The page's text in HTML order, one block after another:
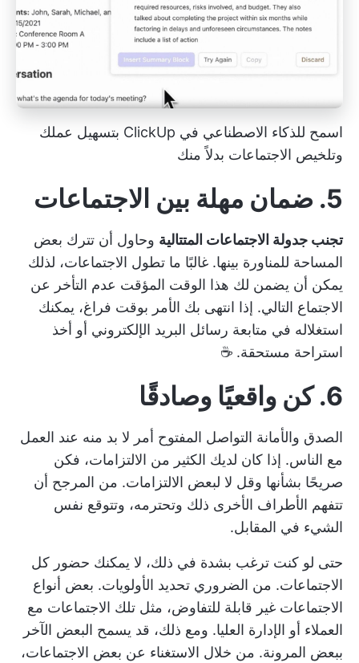
اسمح للذكاء الاصطناعي في ClickUp بتسهيل عملك
وتلخيص الاجتماعات بدلاً منك
5. ضمان مهلة بين الاجتماعات
تجنب جدولة الاجتماعات المتتالية وحاول أن تترك بعض
المساحة للمناورة بينها. غالبًا ما تطول الاجتماعات، لذلك
يمكن أن يضمن لك هذا الوقت المؤقت عدم التأخر عن
الاجتماع التالي. إذا انتهى بك الأمر بوقت فراغ، يمكنك
استغلاله في متابعة رسائل البريد الإلكتروني أو أخذ
استراحة مستحقة. ☕
6. كن واقعيًا وصادقًا
الصدق والأمانة التواصل المفتوح أمر لا بد منه عند العمل
مع الناس. إذا كان لديك الكثير من الالتزامات، فكن
صريحًا بشأنها وقل لا لبعض الالتزامات. من المرجح أن
تتفهم الأطراف الأخرى ذلك وتحترمه، وتتوقع نفس
الشيء في المقابل.
حتى لو كنت ترغب بشدة في ذلك، لا يمكنك حضور كل
الاجتماعات. من الضروري تحديد الأولويات. بعض أنواع
الاجتماعات غير قابلة للتفاوض، مثل تلك الاجتماعات مع
العملاء أو الإدارة العليا. ومع ذلك، قد يسمح البعض الآخر
ببعض المرونة. من خلال الاستغناء عن بعض الاجتماعات،